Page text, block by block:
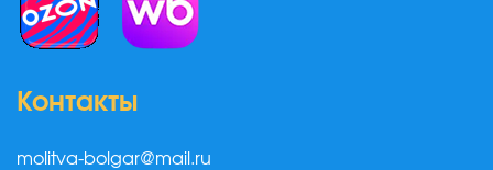
Контакты
molitva-bolgar@mail.ru